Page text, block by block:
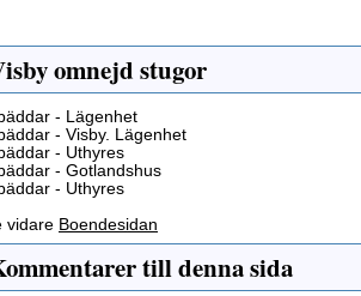
omnejd stugor
- Lägenhet
- Visby. Lägenhet
- Uthyres
- Gotlandshus
- Uthyres
vidare Boendesidan
till denna sida